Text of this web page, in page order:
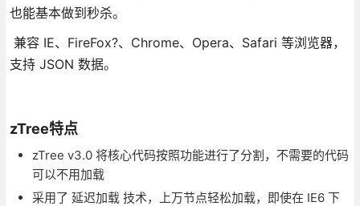
也能基本做到秒杀。
兼容 IE、FireFox?、Chrome、Opera、Safari 等浏览器，
支持 JSON 数据。
zTree特点
zTree v3.0 将核心代码按照功能进行了分割，不需要的代码
可以不用加载
采用了 延迟加载 技术，上万节点轻松加载，即使在 IE6 下